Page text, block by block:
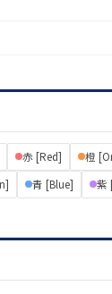
赤 [Red]
橙
青 [Blue]
紫